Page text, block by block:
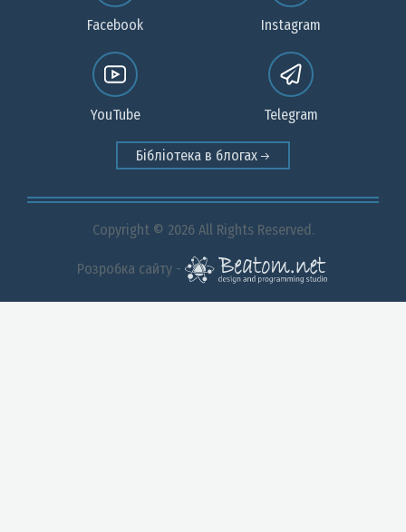
Facebook Instagram
YouTube Telegram
Бібліотека в блогах
Copyright © 2026 All Rights Reserved.
Розробка сайту -